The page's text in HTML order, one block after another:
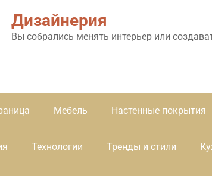
Дизайнерия
Вы собрались менять интерьер или
Мебель Настенные покрытия
Технологии Тренды и стили